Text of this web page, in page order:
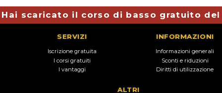
Hai scaricato il corso di basso gratuito del
SERVIZI
Iscrizione gratuita
I corsi gratuiti
I vantaggi
INFORMAZIONI
Informazioni generali
Sconti e riduzioni
Diritti di utilizzazione
ALTRI